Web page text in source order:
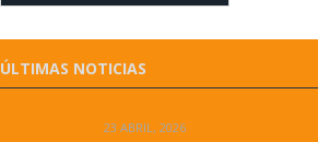
ÚLTIMAS NOTICIAS
23 ABRIL, 2026